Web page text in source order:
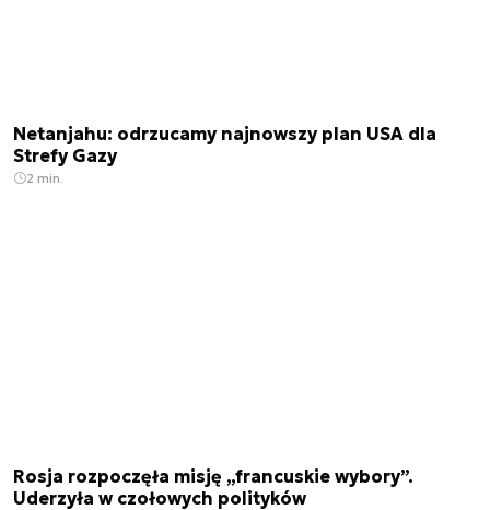
Netanjahu: odrzucamy najnowszy plan USA dla
Strefy Gazy
2 min.
Rosja rozpoczęła misję „francuskie wybory”.
Uderzyła w czołowych polityków